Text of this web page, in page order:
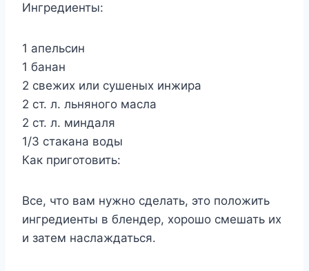
Ингредиенты:
1 апельсин
1 банан
2 свежих или сушеных инжира
2 ст. л. льняного масла
2 ст. л. миндаля
1/3 стакана воды
Как приготовить:
Все, что вам нужно сделать, это положить
ингредиенты в блендер, хорошо смешать их
и затем наслаждаться.